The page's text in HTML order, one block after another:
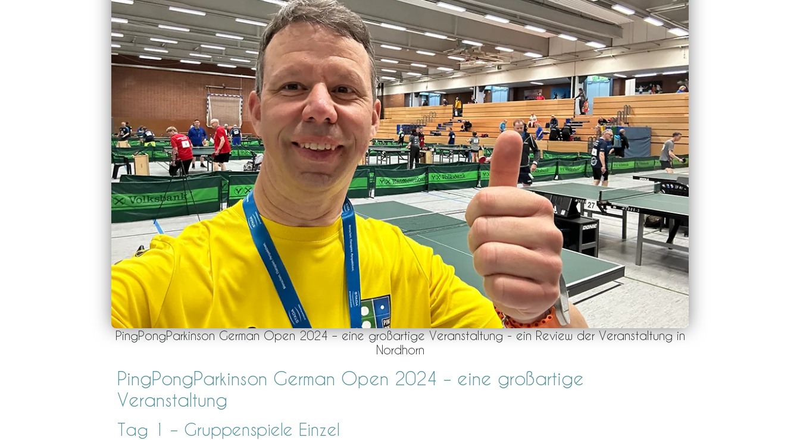
PingPongParkinson German Open 2024 – eine großartige Veranstaltung - ein Review der Veranstaltung in
Nordhorn
PingPongParkinson German Open 2024 – eine großartige
Veranstaltung
Tag 1 – Gruppenspiele Einzel